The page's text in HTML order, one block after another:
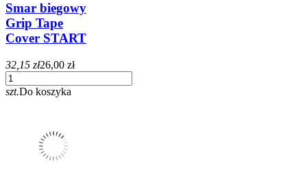
Smar biegowy
Grip Tape
Cover START
32,15 zł26,00 zł
szt.Do koszyka